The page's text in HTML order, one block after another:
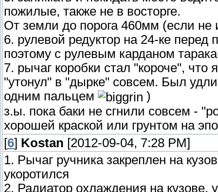
пожилые, также не в восторге.
От земли до порога 460мм (если не
6. рулевой редуктор на 24-ке
поэтому с рулевым карданом
7. рычаг коробки стал "короче", что
"утонул" в "дырке" совсем. Был
одним пальцем
)
з.ы. пока баки не сгнили совсем -
хорошей краской или грунтом на
[6] Kostan [2012-09-04, 7:28 PM]
1. Рычаг ручника закреплен на
укоротился
2. Радиатор охлаждения на кузове,